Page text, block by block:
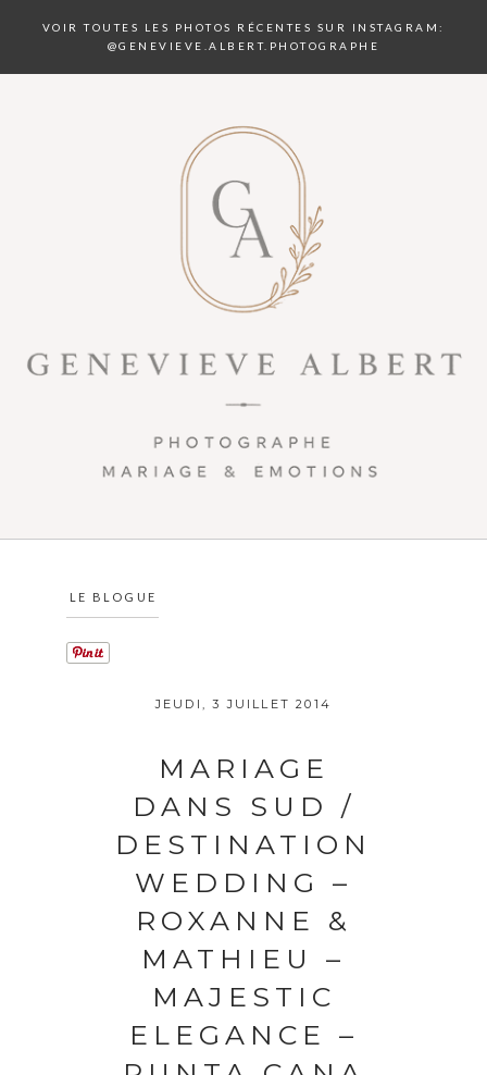
VOIR TOUTES LES PHOTOS RÉCENTES SUR INSTAGRAM:
@GENEVIEVE.ALBERT.PHOTOGRAPHE
LE BLOGUE
JEUDI, 3 JUILLET 2014
MARIAGE
DANS SUD /
DESTINATION
WEDDING –
ROXANNE &
MATHIEU –
MAJESTIC
ELEGANCE –